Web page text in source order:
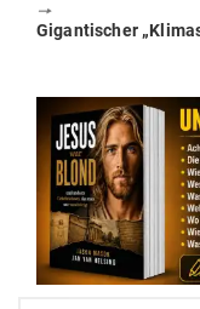
🠖
Next
Gigan­ti­scher